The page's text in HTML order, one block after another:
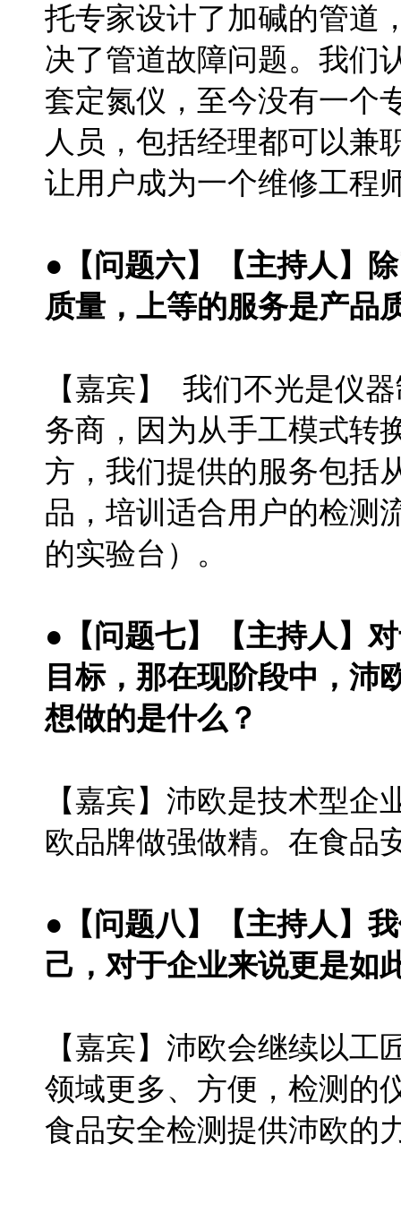
托专家设计了加碱的管道
决了管道故障问题。我们
套定氮仪，至今没有一个
人员，包括经理都可以兼
让用户成为一个维修工程
●【问题六】【主持人】
质量，上等的服务是产品
【嘉宾】 我们不光是仪
务商，因为从手工模式转
方，我们提供的服务包括
品，培训适合用户的检测
的实验台）。
●【问题七】【主持人】
目标，那在现阶段中，沛
想做的是什么？
【嘉宾】沛欧是技术型
欧品牌做强做精。在食品
●【问题八】【主持人】
己，对于企业来说更是如
【嘉宾】沛欧会继续以
领域更多、方便，检测的
食品安全检测提供沛欧的